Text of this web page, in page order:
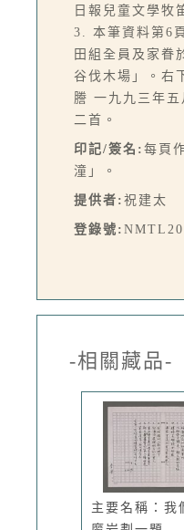
日報兒童文學牧
3. 本筆資料第6
田組全員及家眷
谷伐木場」。右
謄 一九九三年
二首。
印記/簽名: 每頁
潼」。
提供者: 祝建太
登錄號:
-相關藏品-
主要名稱：我